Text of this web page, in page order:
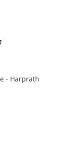
- Harprath